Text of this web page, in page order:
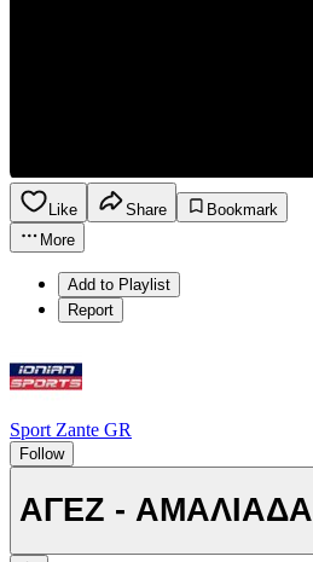
Like Share
Bookmark
More
Add to Playlist
Report
Sport Zante GR
Follow
ΑΓΕΖ - ΑΜΑΛΙΑΔΑ